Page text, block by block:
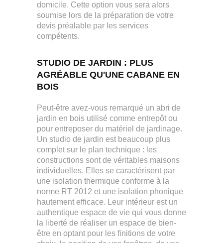
domicile. Cette option vous sera alors
soumise lors de la préparation de votre
devis préalable par les services
compétents.
STUDIO DE JARDIN : PLUS
AGRÉABLE QU'UNE CABANE EN
BOIS
Peut-être avez-vous remarqué un abri de
jardin en bois utilisé comme entrepôt ou
pour entreposer du matériel de jardinage.
Un studio de jardin est beaucoup plus
complet sur le plan technique : les
constructions sont de véritables maisons
individuelles. Elles se caractérisent par
une isolation thermique conforme à la
norme RT 2012 et une isolation phonique
hautement efficace. Leur intérieur est un
authentique espace de vie qui vous donne
la liberté de réaliser un espace de bien-
être en optant pour les finitions de votre